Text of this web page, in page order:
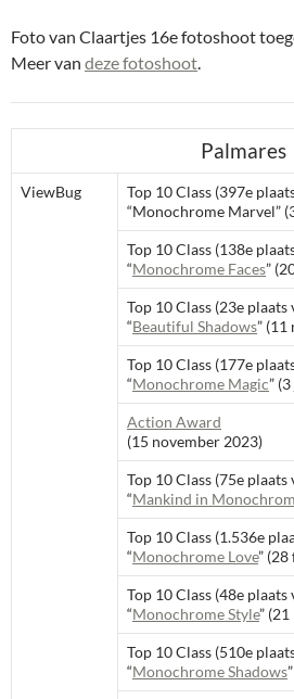
Foto van Claartjes 16e fotoshoot
Meer van deze fotoshoot.
Palmares
ViewBug
Top 10 Class (397e
“Monochrome Marvel”
Top 10 Class (138e
“Monochrome Faces”
Top 10 Class (23e plaats
“Beautiful Shadows” (11
Top 10 Class (177e
“Monochrome Magic”
Action Award
(15 november 2023)
Top 10 Class (75e plaats
“Mankind in
Top 10 Class (1.536e
“Monochrome Love”
Top 10 Class (48e plaats
“Monochrome Style”
Top 10 Class (510e
“Monochrome Shadows